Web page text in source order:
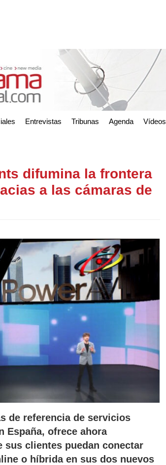
Entrevistas Tribunas Agenda Vídeos
difumina la frontera
a las cámaras de
de referencia de servicios
España, ofrece ahora
sus clientes puedan conectar
o híbrida en sus dos nuevos